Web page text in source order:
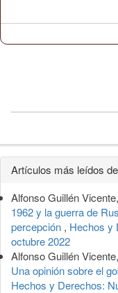
Detalles
del
artículo
Artículos más leídos
Alfonso Guillén Vicente,
1962 y la guerra de
percepción , Hechos y
octubre 2022
Alfonso Guillén Vicente,
Una opinión sobre el
Hechos y Derechos: